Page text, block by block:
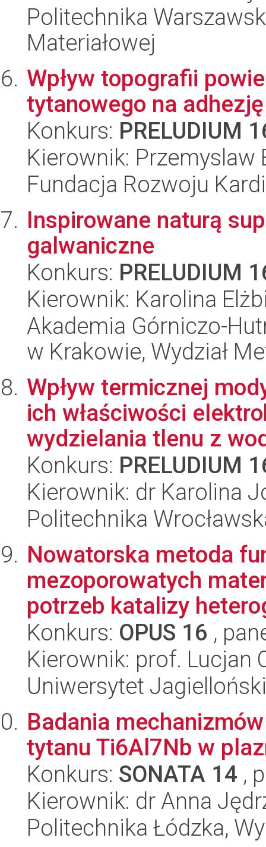
Politechnika
Materiałowej
Wpływ topografii
tytanowego na
Konkurs: PRELUDIUM
Kierownik: Przemyslaw
Fundacja Rozwoju
Inspirowane naturą
galwaniczne
Konkurs: PRELUDIUM
Kierownik: Karolina
Akademia Górniczo-
w Krakowie, Wydział
Wpływ termicznej
ich właściwości
wydzielania tlenu z
Konkurs: PRELUDIUM
Kierownik: dr Karolina
Politechnika
Nowatorska metoda
mezoporowatych
potrzeb katalizy
Konkurs: OPUS 16 ,
Kierownik: prof. Lucjan
Uniwersytet
Badania
tytanu Ti6Al7Nb w
Konkurs: SONATA 14 ,
Kierownik: dr Anna
Politechnika Łódzka,